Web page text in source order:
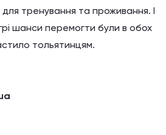
для тренування та проживання. І
шанси перемогти були в обох
тольятинцям.